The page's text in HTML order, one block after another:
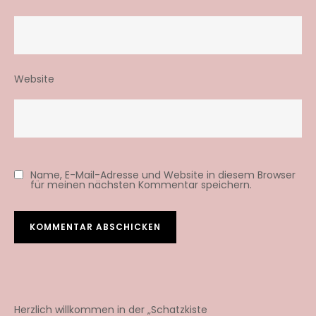
Website
Name, E-Mail-Adresse und Website in diesem Browser
für meinen nächsten Kommentar speichern.
Herzlich willkommen in der „Schatzkiste